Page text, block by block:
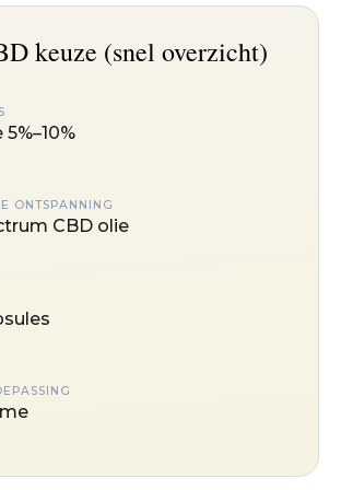
keuze (snel overzicht)
ONTSPANNING
CBD olie